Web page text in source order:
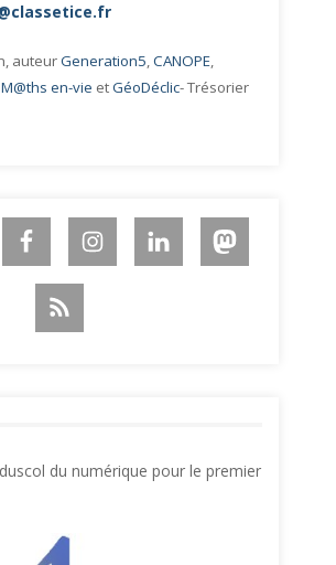
auteurGeneration5,CANOPE,
M@ths en-vie etGéoDéclic- Trésorier
du numérique pour le premier